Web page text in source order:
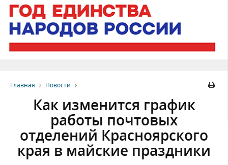
Главная Новости
Как изменится график
работы почтовых
отделений Красноярского
края в майские праздники